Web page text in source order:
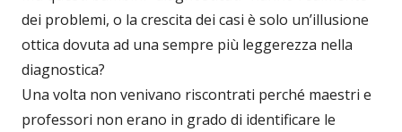
dei problemi, o la crescita dei casi è solo un’illusione
ottica dovuta ad una sempre più leggerezza nella
diagnostica?
Una volta non venivano riscontrati perché maestri e
professori non erano in grado di identificare le